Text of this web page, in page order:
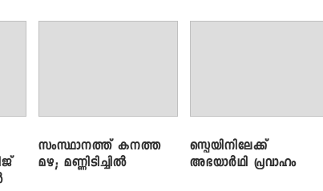
ജോൺ
സംസ്ഥാനത്ത് കനത്ത
മഴ; മണ്ണിടിച്ചിൽ
സ്പെയിനിലേക്ക്
അഭയാർഥി പ്രവാഹം